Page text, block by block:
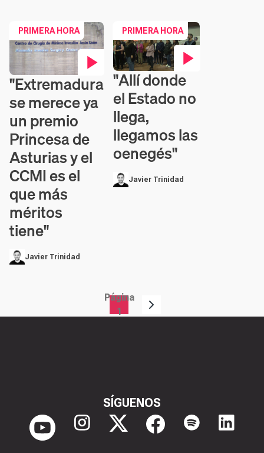
PRIMERA HORA
Contenido en vídeo
"Extremadura
se merece ya
un premio
Princesa de
Asturias y el
CCMI es el
que más
méritos
tiene"
Javier Trinidad
PRIMERA HORA
Contenido en vídeo
"Allí donde
el Estado no
llega,
llegamos las
oenegés"
Javier Trinidad
Página
1
SÍGUENOS